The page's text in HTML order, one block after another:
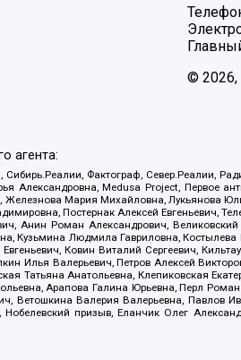
© 2026,
агента:
Фактограф, Север.Реалии,
Medusa Project, Первое
Мария Михайловна, Лукьянова
Постернак Алексей Евгеньевич,
Анин Роман Александрович,
Кузьмина Людмила Гавриловна,
Ковин Виталий Сергеевич,
Илья Валерьевич, Петров Алексей
Татьяна Анатольевна, Клепиковская
Арапова Галина Юрьевна, Перл
Валерия Валерьевна, Павлов
призыв, Еланчик Олег